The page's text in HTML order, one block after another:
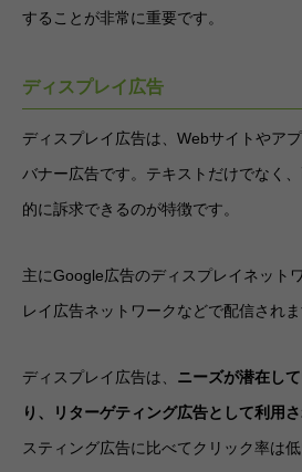
することが非常に重要です。
ディスプレイ広告
ディスプレイ広告は、Webサイトやア
バナー広告です。テキストだけでなく
的に訴求できるのが特徴です。
主にGoogle広告のディスプレイネット
レイ広告ネットワークなどで配信されま
ディスプレイ広告は、 ニーズが潜在し
り、リターゲティング広告として利用
スティング広告に比べてクリック率は